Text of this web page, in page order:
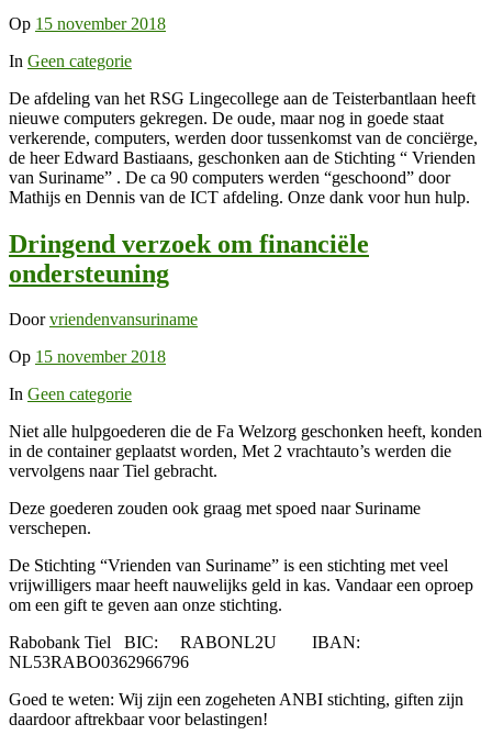
Op 15 november 2018
In Geen categorie
De afdeling van het RSG Lingecollege aan de Teisterbantlaan heeft
nieuwe computers gekregen. De oude, maar nog in goede staat
verkerende, computers, werden door tussenkomst van de conciërge,
de heer Edward Bastiaans, geschonken aan de Stichting “ Vrienden
van Suriname” . De ca 90 computers werden “geschoond” door
Mathijs en Dennis van de ICT afdeling. Onze dank voor hun hulp.
Dringend verzoek om financiële
ondersteuning
Doorvriendenvansuriname
Op 15 november 2018
In Geen categorie
Niet alle hulpgoederen die de Fa Welzorg geschonken heeft, konden
in de container geplaatst worden, Met 2 vrachtauto’s werden die
vervolgens naar Tiel gebracht.
Deze goederen zouden ook graag met spoed naar Suriname
verschepen.
De Stichting “Vrienden van Suriname” is een stichting met veel
vrijwilligers maar heeft nauwelijks geld in kas. Vandaar een oproep
om een gift te geven aan onze stichting.
Rabobank Tiel
BIC: RABONL2U
IBAN:
NL53RABO0362966796
Goed te weten: Wij zijn een zogeheten ANBI stichting, giften zijn
daardoor aftrekbaar voor belastingen!